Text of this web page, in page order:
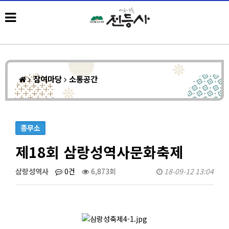
참여마당 소통공간
종무소
제18회 삼랑성역사문화축제
삼랑성역사 0건 6,873회 18-09-12 13:04